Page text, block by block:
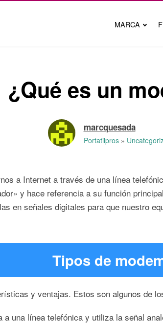
MARCA
¿Qué es un
marcquesada
Portatilpros
a Internet a través de una línea
y hace referencia a su función
en señales digitales para que nuestro
Tipos de
y ventajas. Estos son algunos de
una línea telefónica y utiliza la señal